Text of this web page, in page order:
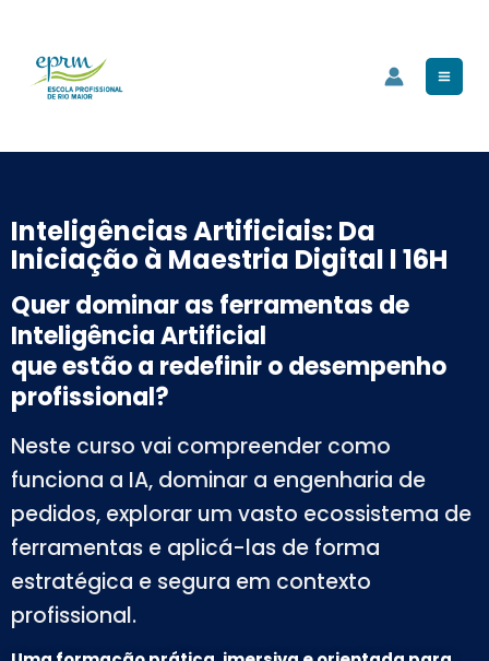
content
Inteligências Artificiais: Da
Iniciação à Maestria Digital l 16H
Quer dominar as ferramentas de
Inteligência Artificial
que estão a redefinir o desempenho
profissional?
Neste curso vai compreender como
funciona a IA, dominar a engenharia de
pedidos, explorar um vasto ecossistema de
ferramentas e aplicá-las de forma
estratégica e segura em contexto
profissional.